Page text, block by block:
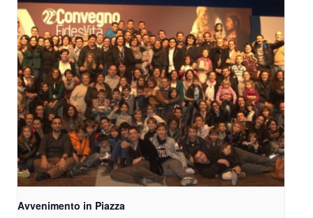
Avvenimento in Piazza